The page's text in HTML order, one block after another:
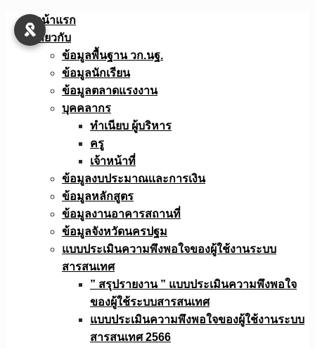
Skip
หน้าแรก
เกี่ยวกับ
ข้อมูลพื้นฐาน วก.นฐ.
ข้อมูลนักเรียน
ข้อมูลตลาดแรงงาน
บุคคลากร
ทำเนียบ ผู้บริหาร
ครู
เจ้าหน้าที่
ข้อมูลงบประมาณเเละการเงิน
ข้อมูลหลักสูตร
ข้อมูลงานอาคารสถานที่
ข้อมูลจังหวัดนครปฐม
แบบประเมินความพึงพอใจของผู้ใช้งานระบบ
สารสนเทศ
” สรุปรายงาน ” แบบประเมินความพึงพอใจ
ของผู้ใช้ระบบสารสนเทศ
แบบประเมินความพึงพอใจของผู้ใช้งานระบบ
สารสนเทศ 2566